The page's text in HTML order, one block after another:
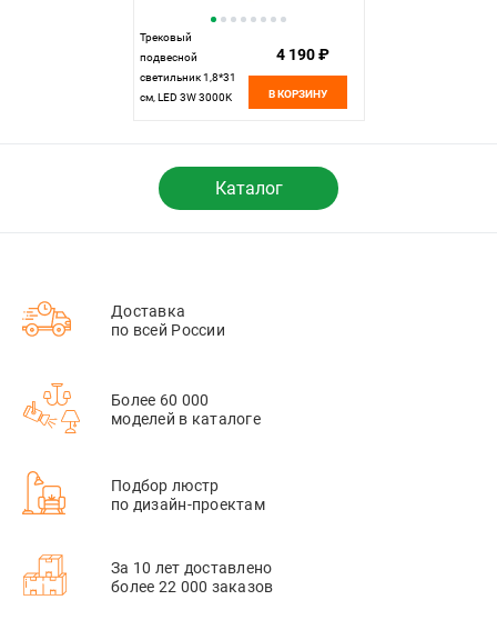
Трековый
подвесной
светильник 1,8*31
см, LED 3W 3000K
3W3K-M-BW черно-
белый
4 190 ₽
В КОРЗИНУ
Каталог
Доставка
по всей России
Более 60 000
моделей в каталоге
Подбор люстр
по дизайн-проектам
За 10 лет доставлено
более 22 000 заказов